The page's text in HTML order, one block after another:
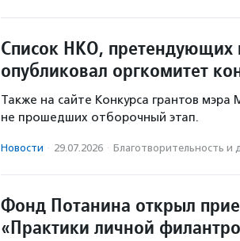
Список НКО,
опубликовал оргкомитет
Также на сайте Конкурса грантов
не прошедших отборочный этап.
Новости · 29.07.2026 · Благотвори­тель­ность и
Фонд Потанина открыл
«Практики личной